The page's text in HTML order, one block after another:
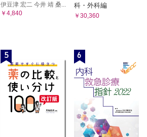
伊豆津 宏二 今井 靖 桑...
￥4,840
科・外科編
￥30,360
5 6